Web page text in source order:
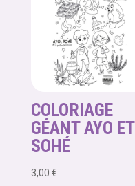
COLORIAGE
GÉANT AYO ET
SOHÉ
3,00 €